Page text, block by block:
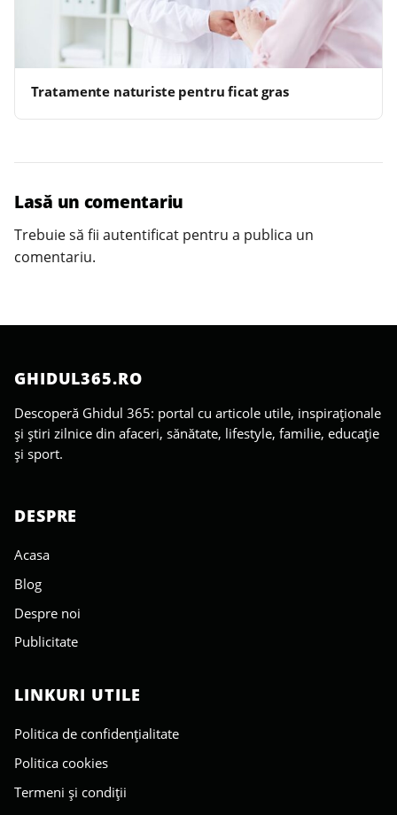
Tratamente naturiste pentru ficat gras
Lasă un comentariu
Trebuie să fii autentificat pentru a publica un
comentariu.
GHIDUL365.RO
Descoperă Ghidul 365: portal cu articole utile, inspiraționale
și știri zilnice din afaceri, sănătate, lifestyle, familie, educație
și sport.
DESPRE
Acasa
Blog
Despre noi
Publicitate
LINKURI UTILE
Politica de confidențialitate
Politica cookies
Termeni și condiții